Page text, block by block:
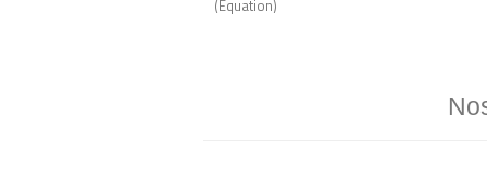
(Equation)